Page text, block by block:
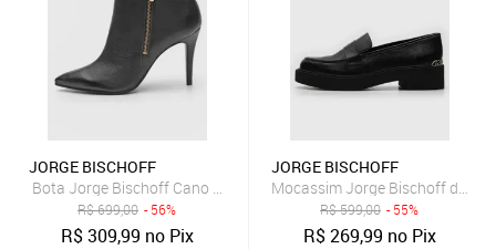
JORGE BISCHOFF
Bota Jorge Bischoff Cano Baixo de Couro Salto Fino Preta
R$699,00 - 56%
R$309,99 no Pix
JORGE BISCHOFF
Mocassim Jorge Bischoff de
R$599,00 - 55%
R$269,99 no Pix